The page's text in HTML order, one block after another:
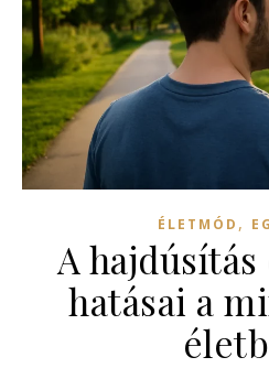
ÉLETMÓD ,
A
hatásai a